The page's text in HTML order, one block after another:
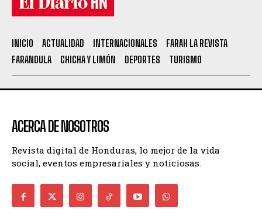
INICIO ACTUALIDAD INTERNACIONALES
FARAH LA REVISTA
FARANDULA
CHICHA Y LIMÓN DEPORTES TURISMO
ACERCA DE NOSOTROS
Revista digital de Honduras, lo mejor de la vida
social, eventos empresariales y noticiosas.